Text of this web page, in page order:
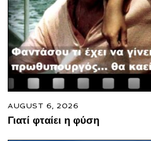
AUGUST 6, 2026
Γιατί φταίει η φύση